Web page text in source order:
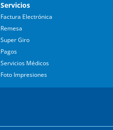
Servicios
Factura Electrónica
Remesa
Super Giro
Pagos
Servicios Médicos
Foto Impresiones